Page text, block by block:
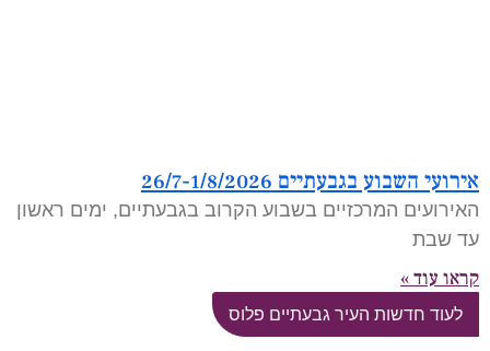
אירועי השבוע בגבעתיים 26/7-1/8/2026
האירועים המרכזיים בשבוע הקרוב בגבעתיים, ימים ראשון
עד שבת
קראו עוד »
לעוד חדשות העיר גבעתיים פלוס